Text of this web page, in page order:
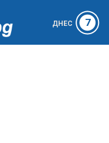
ДНЕС 7